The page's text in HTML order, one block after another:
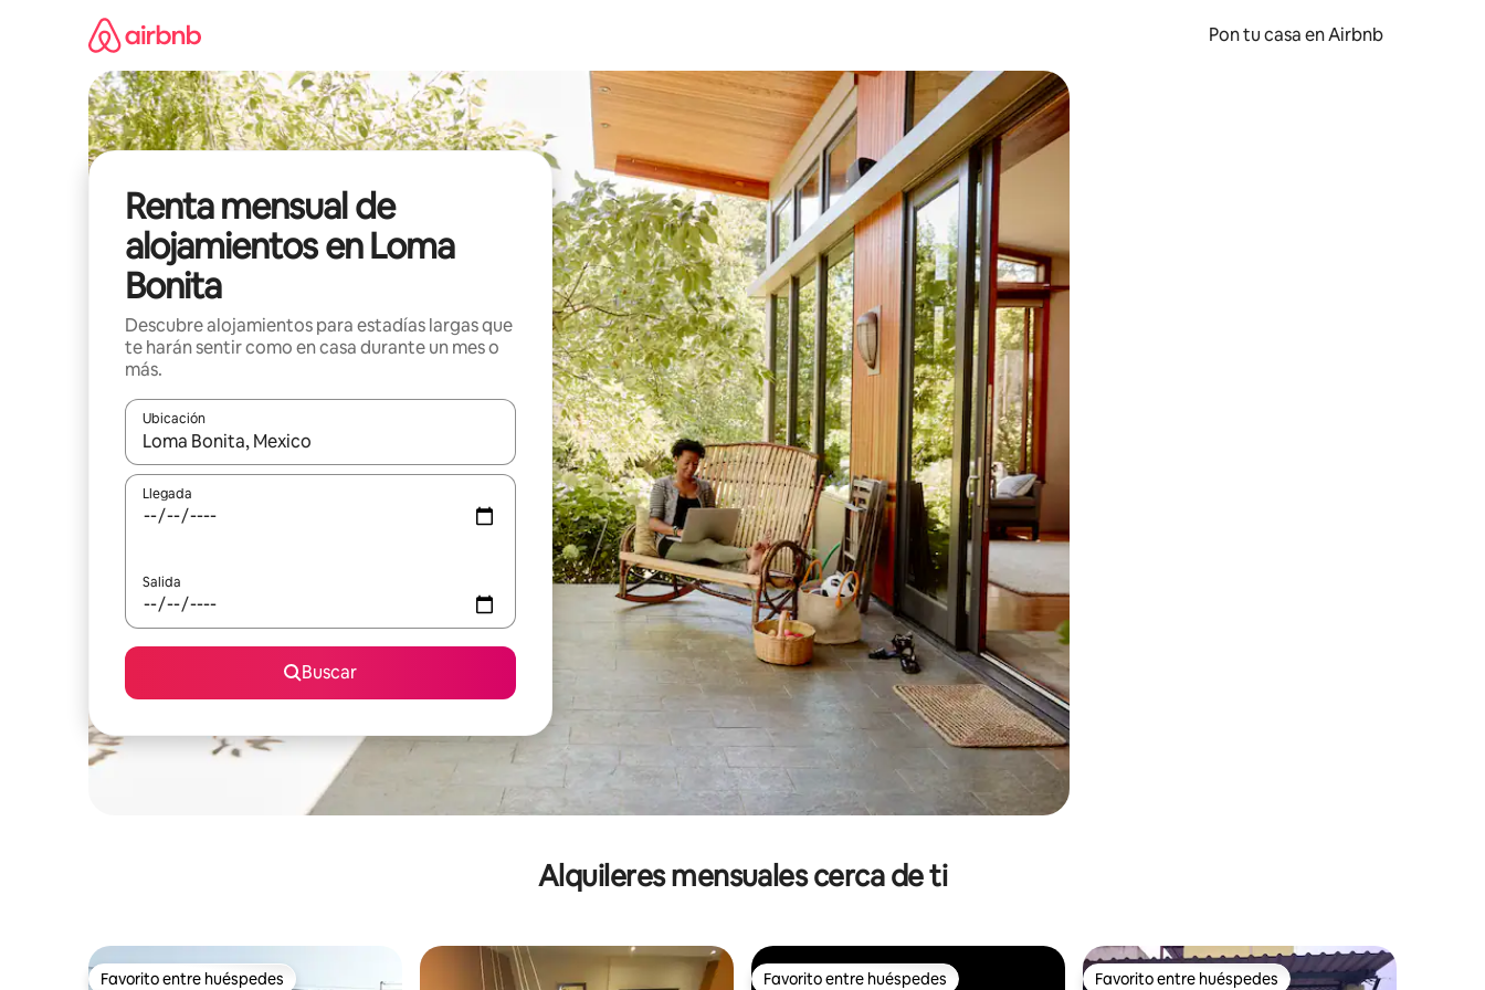
Pon tu casa en Airbnb
Renta mensual de
alojamientos en Loma
Bonita
Descubre alojamientos para estadías largas que
te harán sentir como en casa durante un mes o
más.
Ubicación
Cuando los resultados estén disponibles, navega con las teclas de flecha hacia arriba y hacia abajo o explora con el tacto o desliza el dedo.
Llegada
Salida
Buscar
Alquileres mensuales cerca de ti
Favorito entre huéspedes Favorito entre huéspedes Favorito entre huéspedes